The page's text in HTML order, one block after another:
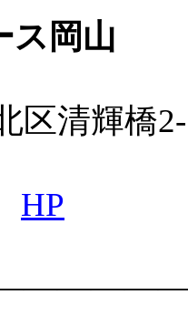
ス岡山
区清輝橋
HP